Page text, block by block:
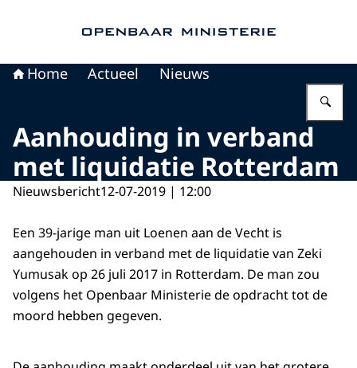
Home Actueel Nieuws
Aanhouding in verband
met liquidatie Rotterdam
Nieuwsbericht12-07-2019 | 12:00
Een 39-jarige man uit Loenen aan de Vecht is
aangehouden in verband met de liquidatie van Zeki
Yumusak op 26 juli 2017 in Rotterdam. De man zou
volgens het Openbaar Ministerie de opdracht tot de
moord hebben gegeven.